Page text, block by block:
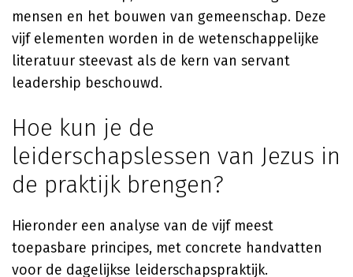
mensen en het bouwen van gemeenschap. Deze
vijf elementen worden in de wetenschappelijke
literatuur steevast als de kern van servant
leadership beschouwd.
Hoe kun je de
leiderschapslessen van Jezus in
de praktijk brengen?
Hieronder een analyse van de vijf meest
toepasbare principes, met concrete handvatten
voor de dagelijkse leiderschapspraktijk.